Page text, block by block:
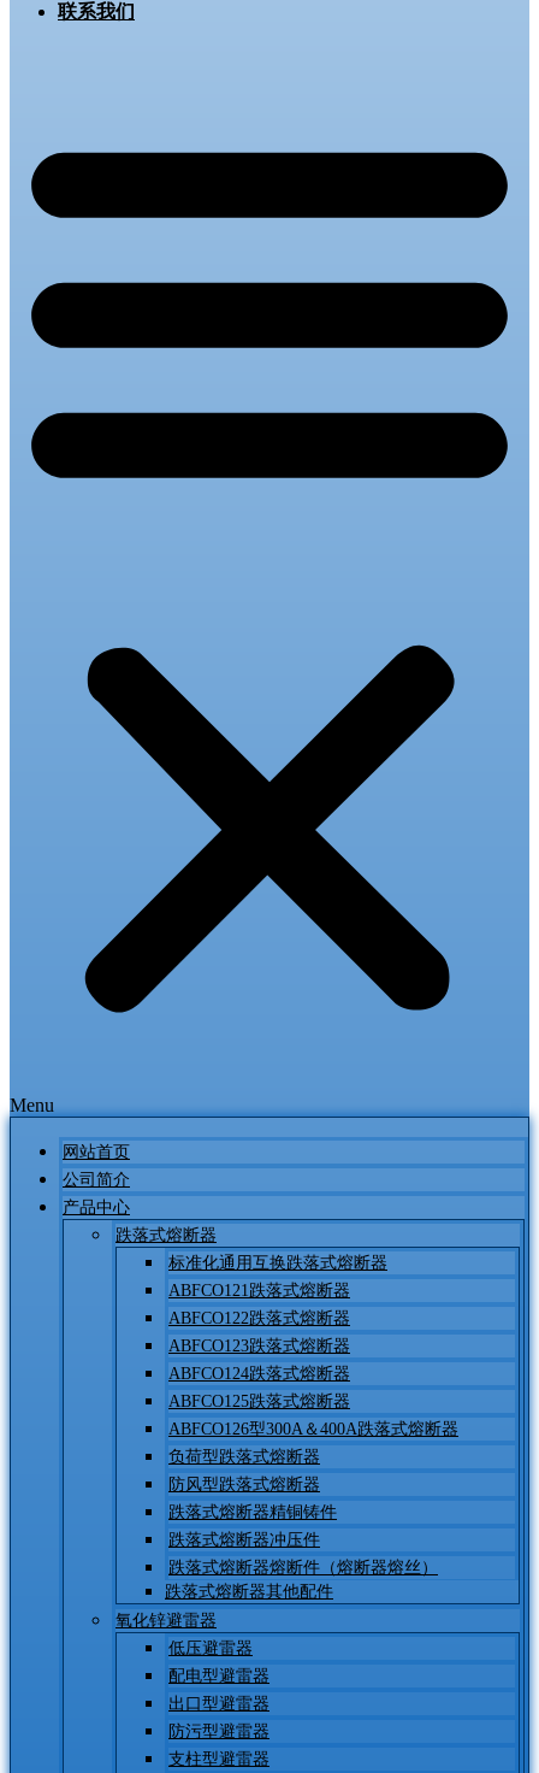
联系我们
Menu
网站首页
公司简介
产品中心
跌落式熔断器
标准化通用互换跌落式熔断器
ABFCO121跌落式熔断器
ABFCO122跌落式熔断器
ABFCO123跌落式熔断器
ABFCO124跌落式熔断器
ABFCO125跌落式熔断器
ABFCO126型300A＆400A跌落式熔断器
负荷型跌落式熔断器
防风型跌落式熔断器
跌落式熔断器精铜铸件
跌落式熔断器冲压件
跌落式熔断器熔断件（熔断器熔丝）
跌落式熔断器其他配件
氧化锌避雷器
低压避雷器
配电型避雷器
出口型避雷器
防污型避雷器
支柱型避雷器